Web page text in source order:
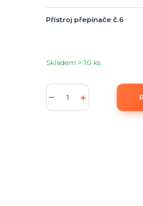
Přístroj přepínače č.6
Skladem > 10 ks